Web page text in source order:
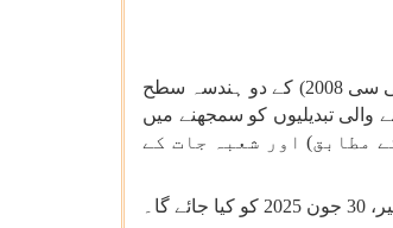
کے فوری تخمینے کی تفصیلات شعبہ جاتی سطح پر، نیشنل انڈسٹریل کلاسیفکیشن( این آئی سی 2008) کے دو ہندسہ سطح
تبدیلیوں کو سمجھنے میں
مطابق) اور شعبہ جات کے